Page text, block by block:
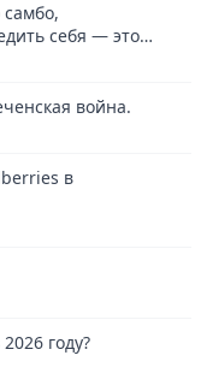
себя — это
война.
в
году?